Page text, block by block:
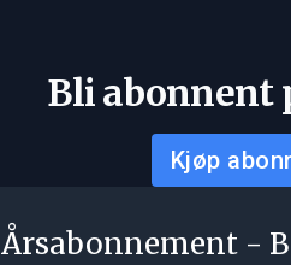
Bli abonnent
Kjøp
Årsabonnement -